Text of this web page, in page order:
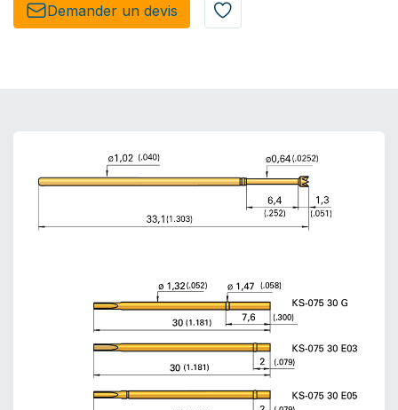
Demander un de​​vis​​